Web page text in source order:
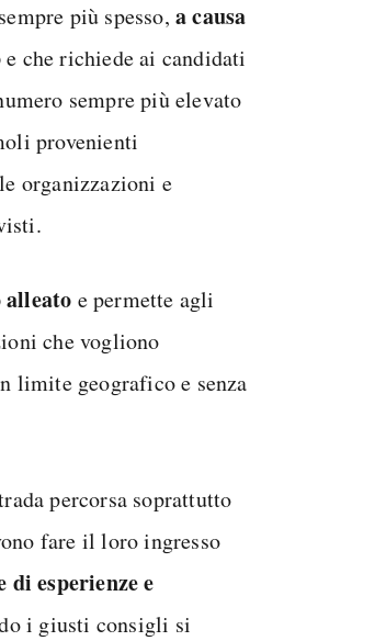
più spesso,a causa
e che richiede ai candidati
sempre più elevato
provenienti
organizzazioni e
e permette agli
che vogliono
limite geografico e senza
percorsa soprattutto
fare il loro ingresso
di esperienze e
i giusti consigli si